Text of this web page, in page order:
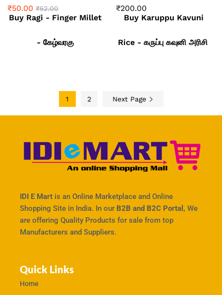
₹50.00 ₹52.00
Buy Ragi - Finger Millet
- கேழ்வரகு
₹200.00
Buy Karuppu Kavuni
Rice - கருப்பு கவுனி அரிசி
1 2 Next Page
IDI E Mart is an Online Marketplace and Online
Shopping Site in India. In our B2B and B2C Portal, We
are offering Quality Products for sale from top
Manufacturers and Suppliers.
Quick Links
Home